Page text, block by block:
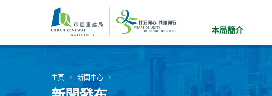
內
本局簡介
主頁 新聞中心